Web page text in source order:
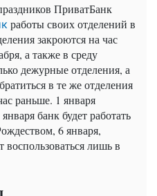
ПриватБанк
работы своих отделений в
закроются на час
а также в среду
дежурные отделения, а
в те же отделения
раньше. 1 января
банк будет работать
6 января,
лишь в